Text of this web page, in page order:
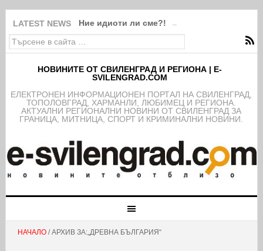
LATEST NEWS Ние идиоти ли сме?!
НОВИНИТЕ ОТ СВИЛЕНГРАД И РЕГИОНА | E-
SVILENGRAD.COM
EЛЕКТРОНЕН ИНФОРМАЦИОНЕН ПОРТАЛ НА СВИЛЕНГРАД,
ТОПОЛОВГРАД, ХАРМАНЛИ, ЛЮБИМЕЦ И РЕГИОНА.
АКТУАЛНИ РЕГИОНАЛНИ НОВИНИ ОТ СВИЛЕНГРАД ЗА
ГРАНИЦА, МИТНИЦА, СПОРТ И КРИМИНАЛНИ НОВИНИ.
НАЧАЛО/ АРХИВ ЗА:„ДРЕВНА БЪЛГАРИЯ“